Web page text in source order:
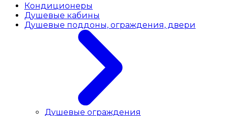
Кондиционеры
Душевые кабины
Душевые поддоны, ограждения, двери
Душевые ограждения